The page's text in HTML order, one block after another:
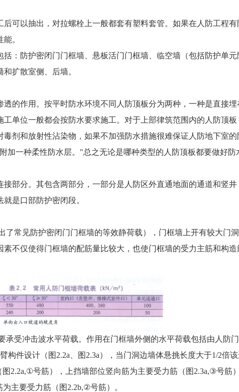
可以抽出，对拉螺栓上一般都套有塑料套管。如果在人防工程
。
：防护密闭门门框墙、悬板活门门框墙、临空墙（包括防护单
扩散室侧、后墙。
的作用。按平时防水环境不同人防顶板分为两种，一种是直接
单位一般都会按防水要求施工。对于上部律筑范围内的人防顶
剂和放射性沾染物，如果不加强防水措施很难保证人防地下室
一种柔性防水层。"总之无论是哪种类型的人防顶板都要做好
部分。其包含两部分，一部分是人防区外直通地面的通道和竖
是口部防护密闭段。
常见防护密闭门门框墙的等效静荷载），门框墙上开有较大门
不仅使得门框墙的配筋量比较大，也使门框墙的受力主筋和构
受冲击波水平荷载。作用在门框墙外侧的水平荷载包括由人防
构件设计（图2.2a、图2.3a），当门洞边墙体悬挑长度大于1/2倍
2.2a,①号筋），上挡墙部位竖向筋为主要受力筋（图2.3a,③号筋
主要受力筋（图2.2b,②号筋）。